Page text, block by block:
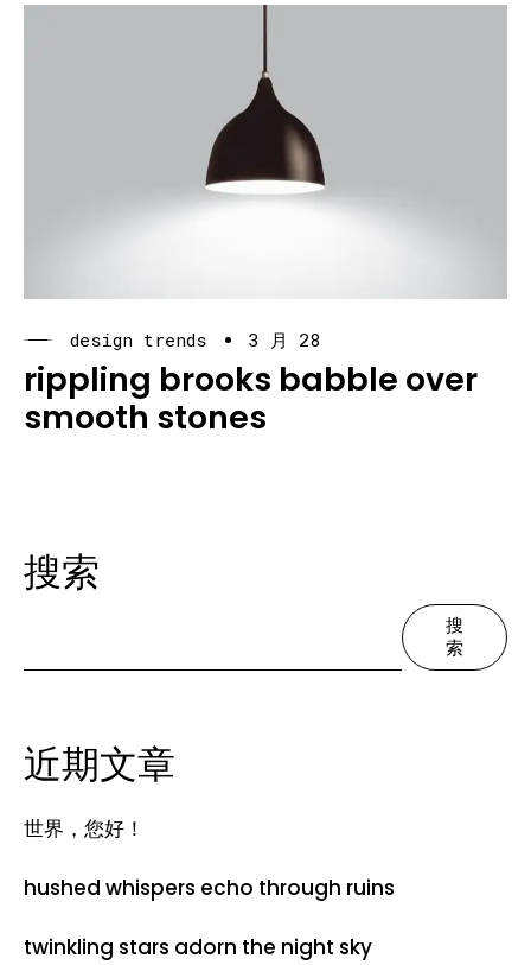
design trends 3 月 28
rippling brooks babble over
smooth stones
搜索
搜
索
近期文章
世界，您好！
hushed whispers echo through ruins
twinkling stars adorn the night sky